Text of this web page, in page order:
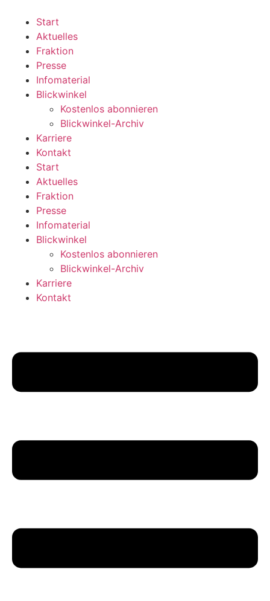
wechseln
Start
Aktuelles
Fraktion
Presse
Infomaterial
Blickwinkel
Kostenlos abonnieren
Blickwinkel-Archiv
Karriere
Kontakt
Start
Aktuelles
Fraktion
Presse
Infomaterial
Blickwinkel
Kostenlos abonnieren
Blickwinkel-Archiv
Karriere
Kontakt